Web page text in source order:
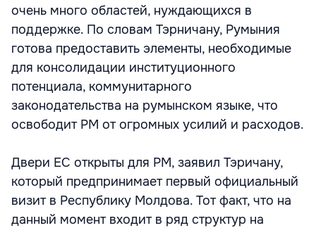
очень много областей, нуждающихся в
поддержке. По словам Тэрничану, Румыния
готова предоставить элементы, необходимые
для консолидации институционного
потенциала, коммунитарного
законодательства на румынском языке, что
освободит РМ от огромных усилий и расходов.
Двери ЕС открыты для РМ, заявил Тэричану,
который предпринимает первый официальный
визит в Республику Молдова. Тот факт, что на
данный момент входит в ряд структур на